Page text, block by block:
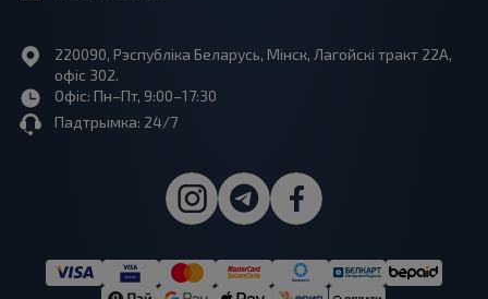
220090, Рэспубліка Беларусь, Мінск, Лагойскі тракт 22A,
офіс 302.
Офіс: Пн–Пт, 9:00–17:30
Падтрымка: 24/7